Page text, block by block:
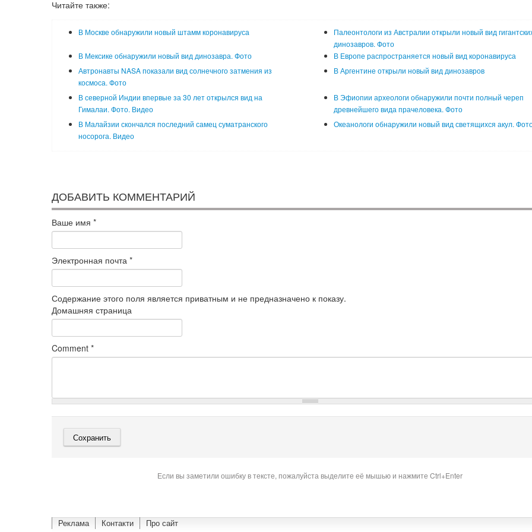
Читайте также:
В Москве обнаружили новый штамм коронавируса
Палеонтологи из Австралии открыли новый вид
динозавров. Фото
В Мексике обнаружили новый вид динозавра. Фото
В Европе распространяется новый вид коронавируса
Автронавты NASA показали вид солнечного затмения из
космоса. Фото
В Аргентине открыли новый вид динозавров
В северной Индии впервые за 30 лет открылся вид на
Гималаи. Фото. Видео
В Эфиопии археологи обнаружили почти полный череп
древнейшего вида прачеловека. Фото
В Малайзии скончался последний самец суматранского
носорога. Видео
Океанологи обнаружили новый вид светящихся акул.
ДОБАВИТЬ КОММЕНТАРИЙ
Ваше имя *
Электронная почта *
Содержание этого поля является приватным и не предназначено к показу.
Домашняя страница
Comment *
Если вы заметили ошибку в тексте, пожалуйста выделите её мышью и нажмите Ctrl+Enter
Реклама Контакти Про сайт